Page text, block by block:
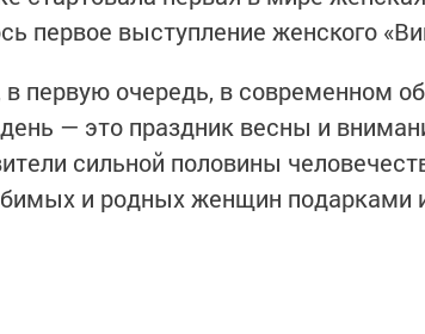
первое выступление женского
в первую очередь, в современном
— это праздник весны и
сильной половины
и родных женщин подарками